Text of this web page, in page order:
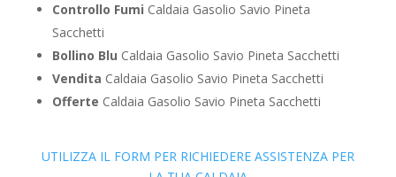
Controllo Fumi Caldaia Gasolio Savio Pineta
Sacchetti
Bollino Blu Caldaia Gasolio Savio Pineta Sacchetti
Vendita Caldaia Gasolio Savio Pineta Sacchetti
Offerte Caldaia Gasolio Savio Pineta Sacchetti
UTILIZZA IL FORM PER RICHIEDERE ASSISTENZA PER